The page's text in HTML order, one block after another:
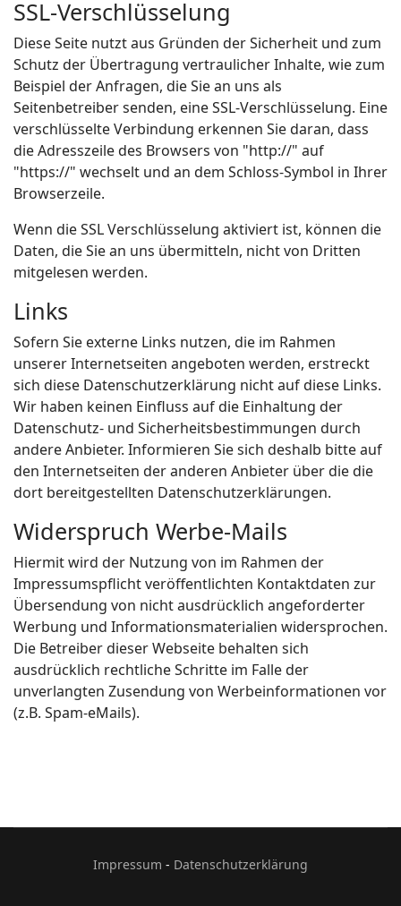
SSL-Verschlüsselung
Diese Seite nutzt aus Gründen der Sicherheit und zum
Schutz der Übertragung vertraulicher Inhalte, wie zum
Beispiel der Anfragen, die Sie an uns als
Seitenbetreiber senden, eine SSL-Verschlüsselung. Eine
verschlüsselte Verbindung erkennen Sie daran, dass
die Adresszeile des Browsers von "http://" auf
"https://" wechselt und an dem Schloss-Symbol in Ihrer
Browserzeile.
Wenn die SSL Verschlüsselung aktiviert ist, können die
Daten, die Sie an uns übermitteln, nicht von Dritten
mitgelesen werden.
Links
Sofern Sie externe Links nutzen, die im Rahmen
unserer Internetseiten angeboten werden, erstreckt
sich diese Datenschutzerklärung nicht auf diese Links.
Wir haben keinen Einfluss auf die Einhaltung der
Datenschutz- und Sicherheitsbestimmungen durch
andere Anbieter. Informieren Sie sich deshalb bitte auf
den Internetseiten der anderen Anbieter über die die
dort bereitgestellten Datenschutzerklärungen.
Widerspruch Werbe-Mails
Hiermit wird der Nutzung von im Rahmen der
Impressumspflicht veröffentlichten Kontaktdaten zur
Übersendung von nicht ausdrücklich angeforderter
Werbung und Informationsmaterialien widersprochen.
Die Betreiber dieser Webseite behalten sich
ausdrücklich rechtliche Schritte im Falle der
unverlangten Zusendung von Werbeinformationen vor
(z.B. Spam-eMails).
Impressum - Datenschutzerklärung